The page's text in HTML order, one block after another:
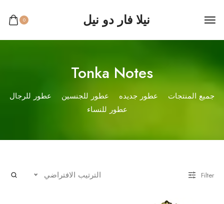
نيلا فار دو نيل 0
Tonka Notes
جميع المنتجات عطور جديده عطور للجنسين
عطور للرجال
عطور للنساء
Filter الترتيب الافتراضي